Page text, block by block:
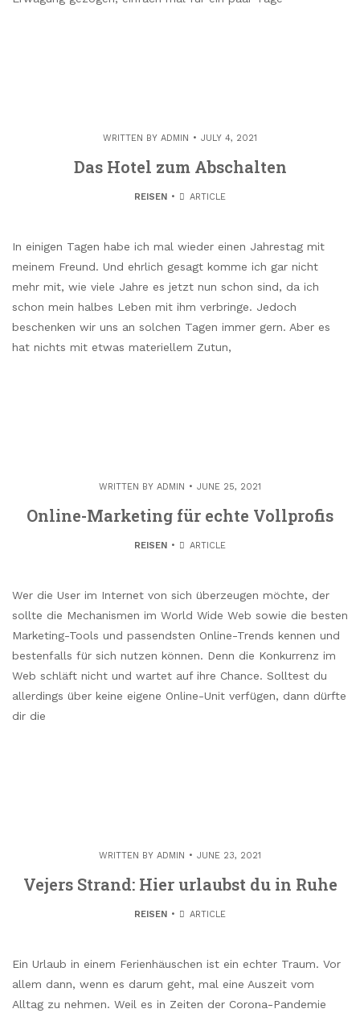
WRITTEN BY ADMIN JULY 4, 2021
Das Hotel zum Abschalten
REISEN ARTICLE
In einigen Tagen habe ich mal wieder einen Jahrestag mit
meinem Freund. Und ehrlich gesagt komme ich gar nicht
mehr mit, wie viele Jahre es jetzt nun schon sind, da ich
schon mein halbes Leben mit ihm verbringe. Jedoch
beschenken wir uns an solchen Tagen immer gern. Aber es
hat nichts mit etwas materiellem Zutun,
WRITTEN BY ADMIN JUNE 25, 2021
Online-Marketing für echte Vollprofis
REISEN ARTICLE
Wer die User im Internet von sich überzeugen möchte, der
sollte die Mechanismen im World Wide Web sowie die besten
Marketing-Tools und passendsten Online-Trends kennen und
bestenfalls für sich nutzen können. Denn die Konkurrenz im
Web schläft nicht und wartet auf ihre Chance. Solltest du
allerdings über keine eigene Online-Unit verfügen, dann dürfte
dir die
WRITTEN BY ADMIN JUNE 23, 2021
Vejers Strand: Hier urlaubst du in Ruhe
REISEN ARTICLE
Ein Urlaub in einem Ferienhäuschen ist ein echter Traum. Vor
allem dann, wenn es darum geht, mal eine Auszeit vom
Alltag zu nehmen. Weil es in Zeiten der Corona-Pandemie